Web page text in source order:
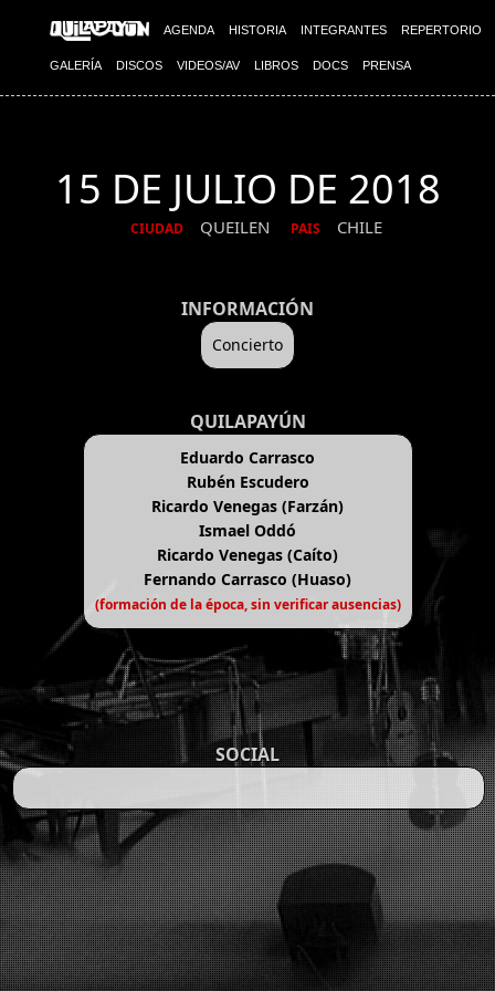
AGENDA HISTORIA INTEGRANTES REPERTORIO
GALERÍA DISCOS VIDEOS/AV LIBROS DOCS PRENSA
15 DE JULIO DE 2018
CIUDAD QUEILEN PAIS CHILE
INFORMACIÓN
Concierto
QUILAPAYÚN
Eduardo Carrasco
Rubén Escudero
Ricardo Venegas (Farzán)
Ismael Oddó
Ricardo Venegas (Caíto)
Fernando Carrasco (Huaso)
(formación de la época, sin verificar ausencias)
SOCIAL